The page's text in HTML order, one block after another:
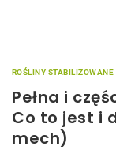
ROŚLINY STABILIZOWANE
Pełna i
Co to jest i
mech)